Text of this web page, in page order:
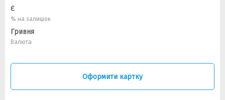
Є
% на залишок
Гривня
Валюта
Оформити картку